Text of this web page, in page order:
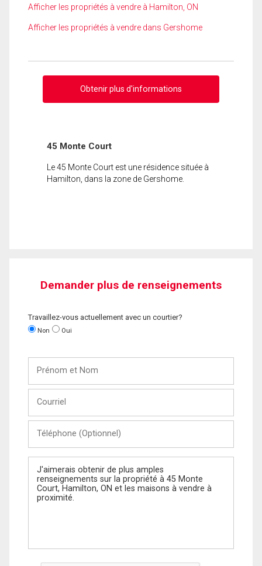
Afficher les propriétés à vendre à Hamilton, ON
Afficher les propriétés à vendre dans Gershome
Obtenir plus d'informations
45 Monte Court
Le 45 Monte Court est une résidence située à
Hamilton, dans la zone de Gershome.
Demander plus de renseignements
Travaillez-vous actuellement avec un courtier?
Non Oui
Nom
(Optionnel)
Message